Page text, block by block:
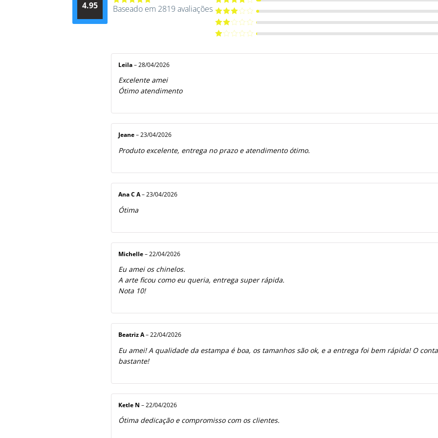
4.95
Avaliação
Baseado em 2819 avaliações de 5
Avaliação
4 de 5
Avaliação
3 de 5
Avaliação
2 de
Leila – 28/04/2026
Excelente amei
Ótimo atendimento
Jeane – 23/04/2026
Produto excelente, entrega no prazo e atendimento ótimo.
Ana C A– 23/04/2026
Ótima
Michelle – 22/04/2026
Eu amei os chinelos.
A arte ficou como eu queria, entrega super rápida.
Nota 10!
Beatriz A– 22/04/2026
Eu amei! A qualidade da estampa é boa, os tamanhos são ok, e a entrega foi bem rápida! O
bastante!
Ketle N – 22/04/2026
Ótima dedicação e compromisso com os clientes.